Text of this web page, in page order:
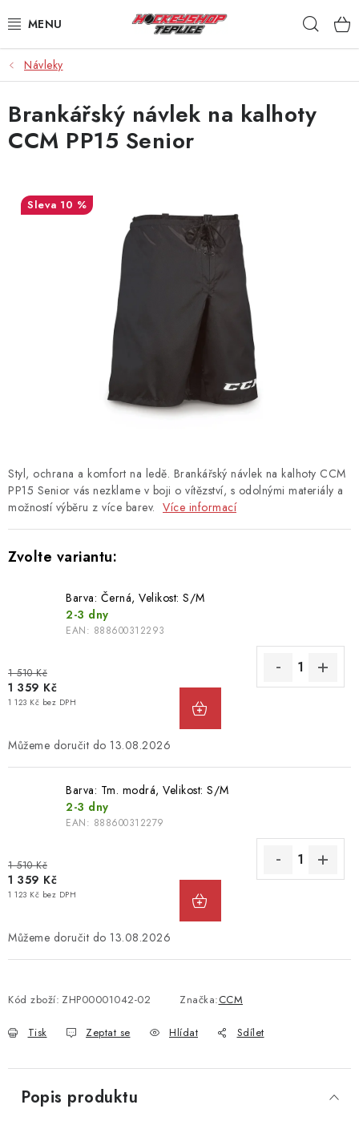
na
VÝPRODEJ
BRUSLE
HOKEJKY
HELMY
DOPLŇKY
TRÉNINK
info@hockeyshopteplice.cz
+420 728 784 925 (po–pá: 14:00–18:00)
Návleky
Styl, ochrana a komfort na ledě. Brankářský návlek na kalhoty CCM
PP15 Senior vás nezklame v boji o vítězství, s odolnými materiály a
možností výběru z více barev. Více informací
Barva: Černá, Velikost: S/M
2-3 dny
EAN: 888600312293
1 510 Kč
1 359 Kč
1 123 Kč bez DPH
13.08.2026
Barva: Tm. modrá, Velikost: S/M
2-3 dny
EAN: 888600312279
1 510 Kč
1 359 Kč
1 123 Kč bez DPH
13.08.2026
Kód zboží: ZHP00001042-02 Značka:CCM
Tisk Zeptat se Hlídat Sdílet
Brankářský návlek na kalhoty
CCM PP15 Senior
10 %
Popis produktu